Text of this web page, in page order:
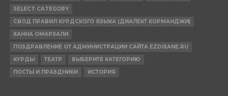
SELECT CATEGORY
СВОД ПРАВИЛ КУРДСКОГО ЯЗЫКА (ДИАЛЕКТ КОРМАНДЖИ)
ХАННА ОМАРХАЛИ
ПОЗДРАВЛЕНИЕ ОТ АДМИНИСТРАЦИИ САЙТА EZDIXANE.RU
КУРДЫ
ТЕАТР
ВЫБЕРИТЕ КАТЕГОРИЮ
ПОСТЫ И ПРАЗДНИКИ
ИСТОРИЯ